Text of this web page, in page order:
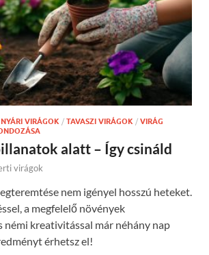
NYÁRI VIRÁGOK / TAVASZI VIRÁGOK / VIRÁG
alatt – Így csináld
virágok
nem igényel hosszú heteket.
a megfelelő növények
némi kreativitással már néhány nap
érhetsz el!